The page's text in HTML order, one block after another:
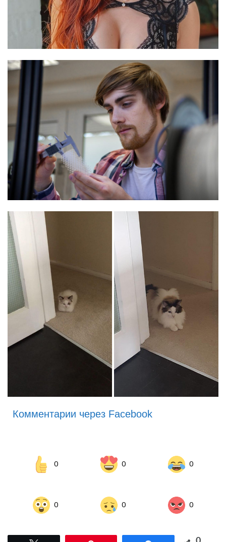
Комментарии через Facebook
0 0 0
0 0 0